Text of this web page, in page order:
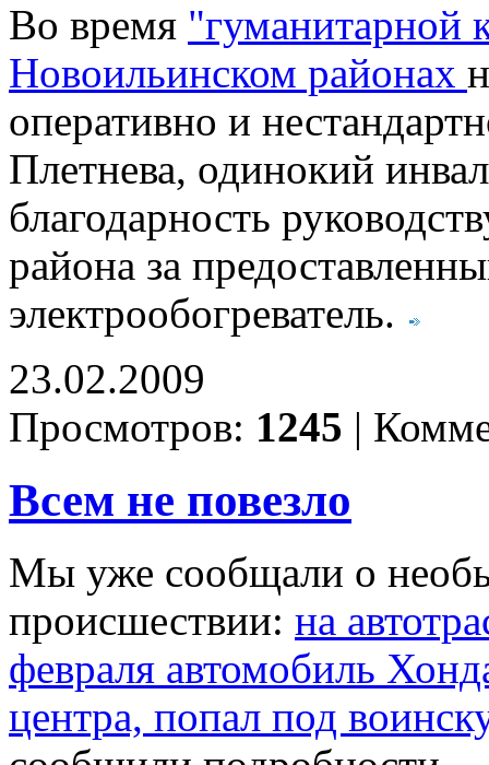
Во время "гуманитарной
Новоильинском районах
оперативно и
Плетнева, одинокий
благодарность
района за
электрообогреватель.
23.02.2009
Просмотров: 1245 |
Всем не повезло
Мы уже сообщали о
происшествии: на
февраля автомобиль
центра, попал под